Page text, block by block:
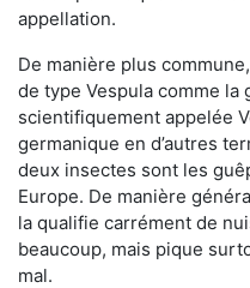
appellation.
De manière plus
de type Vespula comme la
scientifiquement appelée
germanique en d’autres
deux insectes sont les
Europe. De manière
la qualifie carrément de
beaucoup, mais pique
mal.